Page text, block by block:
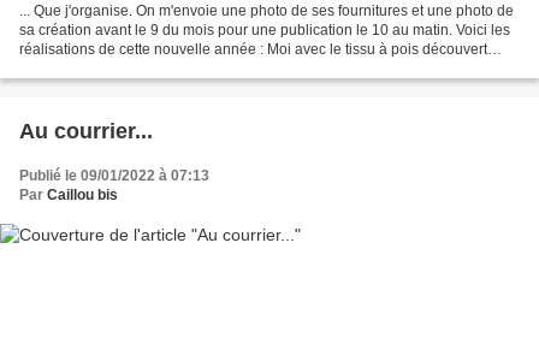
... Que j'organise. On m'envoie une photo de ses fournitures et une photo de
sa création avant le 9 du mois pour une publication le 10 au matin. Voici les
réalisations de cette nouvelle année : Moi avec le tissu à pois découvert
Au courrier...
Publié le 09/01/2022 à 07:13
Par Caillou bis